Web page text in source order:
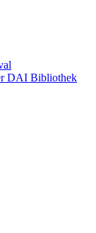
DAI Bibliothek